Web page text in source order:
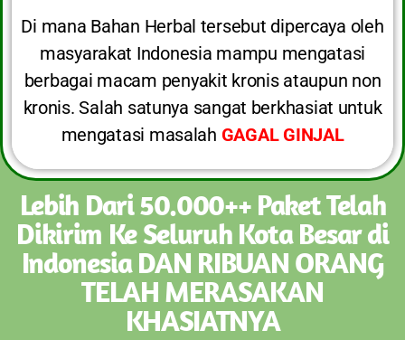
Di mana Bahan Herbal tersebut dipercaya oleh
masyarakat Indonesia mampu mengatasi
berbagai macam penyakit kronis ataupun non
kronis. Salah satunya sangat berkhasiat untuk
mengatasi masalah GAGAL GINJAL
Lebih Dari 50.000++ Paket Telah
Dikirim Ke Seluruh Kota Besar di
Indonesia DAN RIBUAN ORANG
TELAH MERASAKAN
KHASIATNYA